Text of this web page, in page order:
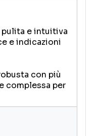
pulita e intuitiva
e indicazioni
con più
complessa per